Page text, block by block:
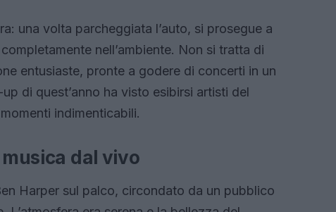
una volta parcheggiata l’auto, si prosegue a
nell’ambiente. Non si tratta di
entusiaste, pronte a godere di concerti in un
di quest’anno ha visto esibirsi artisti del
indimenticabili.
musica dal vivo
Harper sul palco, circondato da un pubblico